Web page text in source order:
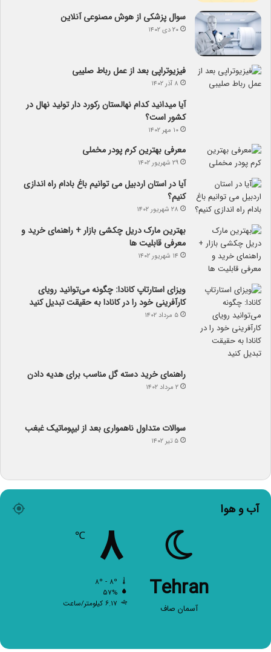
سوال پزشکی از هوش مصنوعی آنلاین
۲۰ دی ۱۴۰۲
فیزیوتراپی بعد از عمل رباط صلیبی
۸ آذر ۱۴۰۲
آیا می­دانید کدام نهالستان رکورد دار تولید نهال­ در
کشور است؟
۱۰ مهر ۱۴۰۲
معرفی بهترین کرم پودر مخملی
۲۹ شهریور ۱۴۰۲
آیا در استان اردبیل می توانیم باغ بادام راه اندازی
کنیم؟
۲۸ شهریور ۱۴۰۲
بهترین مارک دریل چکشی بازار + راهنمای خرید و
معرفی قابلیت ها
۱۴ شهریور ۱۴۰۲
ویزای استارتاپ کانادا: چگونه می‌توانید رویای
کارآفرینی خود را در کانادا به حقیقت تبدیل کنید
۵ مرداد ۱۴۰۲
راهنمای خرید دسته گل مناسب برای هدیه دادن
۲ مرداد ۱۴۰۲
سوالات متداول ناهمواری بعد از لیپوماتیک غبغب
۵ تیر ۱۴۰۲
آب و هوا
Tehran
آسمان صاف
۸
۵۷%
۶.۱۷ کیلومتر/ساعت